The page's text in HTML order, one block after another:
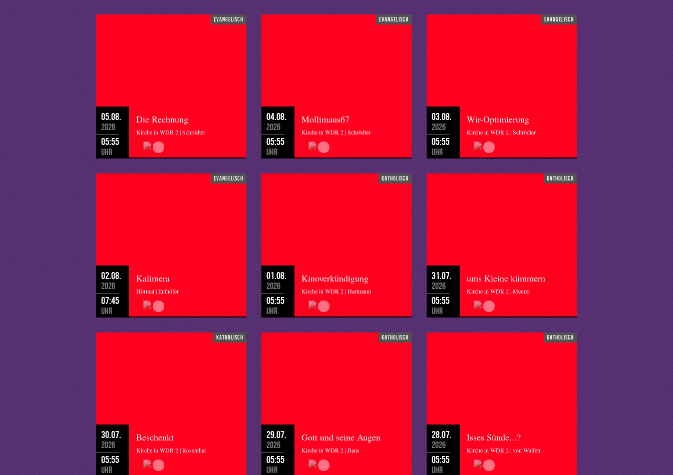
evangelisch
05.08.
2026
05:55
Uhr
Die Rechnung
Kirche in WDR 2 | Schrödter
evangelisch
04.08.
2026
05:55
Uhr
Mollimaus67
Kirche in WDR 2 | Schrödter
evangelisch
03.08.
2026
05:55
Uhr
Wir-Optimierung
Kirche in WDR 2 | Schrödter
evangelisch
02.08.
2026
07:45
Uhr
Kalimera
Hörmal | Enthöfer
katholisch
01.08.
2026
05:55
Uhr
Kinoverkündigung
Kirche in WDR 2 | Hartmann
katholisch
31.07.
2026
05:55
Uhr
ums Kleine kümmern
Kirche in WDR 2 | Meurer
katholisch
30.07.
2026
05:55
Uhr
Beschenkt
Kirche in WDR 2 | Rosenthal
katholisch
29.07.
2026
05:55
Uhr
Gott und seine Augen
Kirche in WDR 2 | Bans
katholisch
28.07.
2026
05:55
Uhr
Isses Sünde...?
Kirche in WDR 2 | von Wulfen